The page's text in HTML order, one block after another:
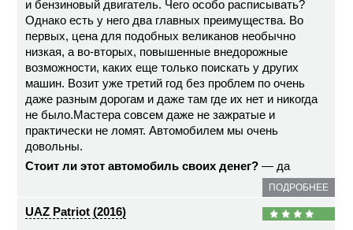
и бензиновый двигатель. Чего особо расписывать?
Однако есть у него два главных преимущества. Во
первых, цена для подобных великанов необычно
низкая, а во-вторых, повышенные внедорожные
возможности, каких еще только поискать у других
машин. Возит уже третий год без проблем по очень
даже разным дорогам и даже там где их нет и никогда
не было.Мастера совсем даже не зажратые и
практически не ломят. Автомобилем мы очень
довольны.
Стоит ли этот автомобиль своих денег? — да
ПОДРОБНЕЕ
UAZ Patriot (2016)